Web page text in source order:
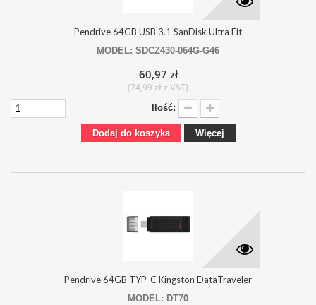
Pendrive 64GB USB 3.1 SanDisk Ultra Fit
MODEL: SDCZ430-064G-G46
60,97 zł
(74,99 zł z VAT)
Ilość:
Dodaj do koszyka Więcej
Pendrive 64GB TYP-C Kingston DataTraveler
MODEL: DT70